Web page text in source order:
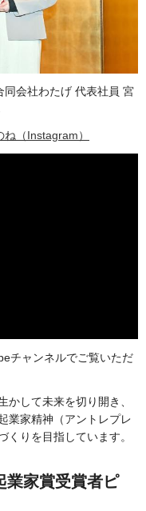
会社わたげ 代表社員 宮
（Instagram）
チャンネルでご覧いただ
して未来を切り開き、
業家精神（アントレプレ
りを目指しています。
業家賞受賞者ピ